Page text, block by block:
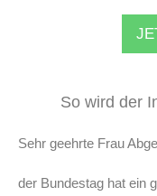
So wird der
Sehr geehrte Frau
der Bundestag hat ein